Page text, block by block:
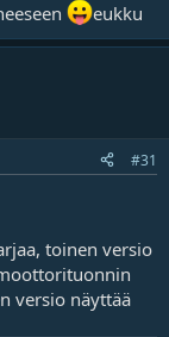
eukku
#31
toinen versio
versio näyttää